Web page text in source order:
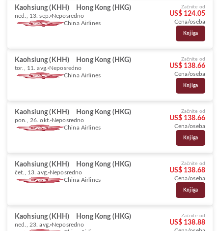
Kaohsiung (KHH) Hong Kong (HKG)
ned., 13. sep. Neposredno
China Airlines
Začnite od
US$ 124.05
Cena/oseba
Knjiga
Kaohsiung (KHH) Hong Kong (HKG)
tor., 11. avg. Neposredno
China Airlines
Začnite od
US$ 138.66
Cena/oseba
Knjiga
Kaohsiung (KHH) Hong Kong (HKG)
pon., 26. okt. Neposredno
China Airlines
Začnite od
US$ 138.66
Cena/oseba
Knjiga
Kaohsiung (KHH) Hong Kong (HKG)
čet., 13. avg. Neposredno
China Airlines
Začnite od
US$ 138.68
Cena/oseba
Knjiga
Kaohsiung (KHH) Hong Kong (HKG)
ned., 23. avg. Neposredno
Začnite od
US$ 138.88